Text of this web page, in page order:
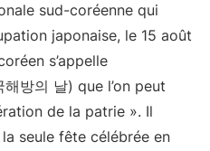
sud-coréenne qui
japonaise, le 15 août
s’appelle
해방의 날) que l’on peut
de la patrie ». Il
seule fête célébrée en